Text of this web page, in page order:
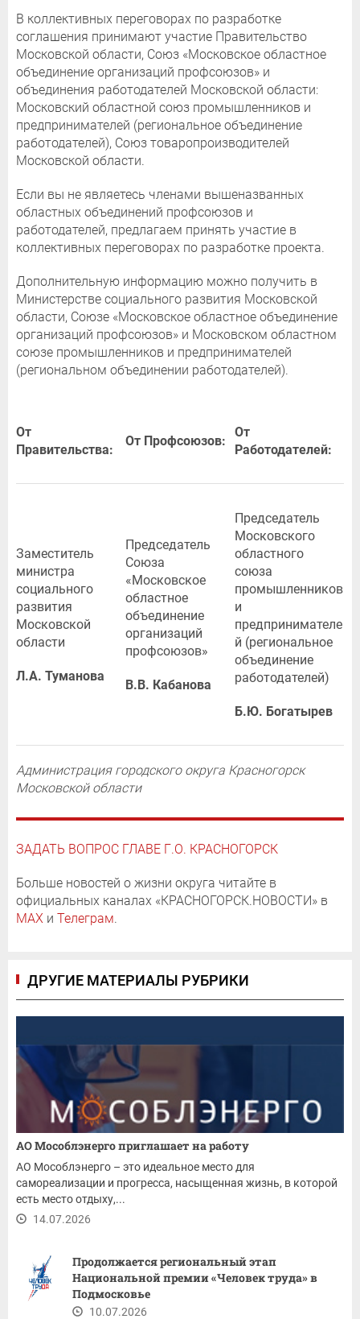
В коллективных переговорах по разработке
соглашения принимают участие Правительство
Московской области, Союз «Московское областное
объединение организаций профсоюзов» и
объединения работодателей Московской области:
Московский областной союз промышленников и
предпринимателей (региональное объединение
работодателей), Союз товаропроизводителей
Московской области.
Если вы не являетесь членами вышеназванных
областных объединений профсоюзов и
работодателей, предлагаем принять участие в
коллективных переговорах по разработке проекта.
Дополнительную информацию можно получить в
Министерстве социального развития Московской
области, Союзе «Московское областное объединение
организаций профсоюзов» и Московском областном
союзе промышленников и предпринимателей
(региональном объединении работодателей).
От
Правительства:
От Профсоюзов:
От
Работодателей:
Заместитель
министра
социального
развития
Московской
области
Л.А. Туманова
Председатель
Союза
«Московское
областное
объединение
организаций
профсоюзов»
В.В. Кабанова
Председатель
Московского
областного
союза
промышленников
и
предпринимателе
й (региональное
объединение
работодателей)
Б.Ю. Богатырев
Администрация городского округа Красногорск
Московской области
ЗАДАТЬ ВОПРОС ГЛАВЕ Г.О. КРАСНОГОРСК
Больше новостей о жизни округа читайте в
официальных каналах «КРАСНОГОРСК.НОВОСТИ» в
MAX и Телеграм.
ДРУГИЕ МАТЕРИАЛЫ РУБРИКИ
АО Мособлэнерго приглашает на работу
АО Мособлэнерго – это идеальное место для
самореализации и прогресса, насыщенная жизнь, в которой
есть место отдыху,...
14.07.2026
Продолжается региональный этап
Национальной премии «Человек труда» в
Подмосковье
10.07.2026